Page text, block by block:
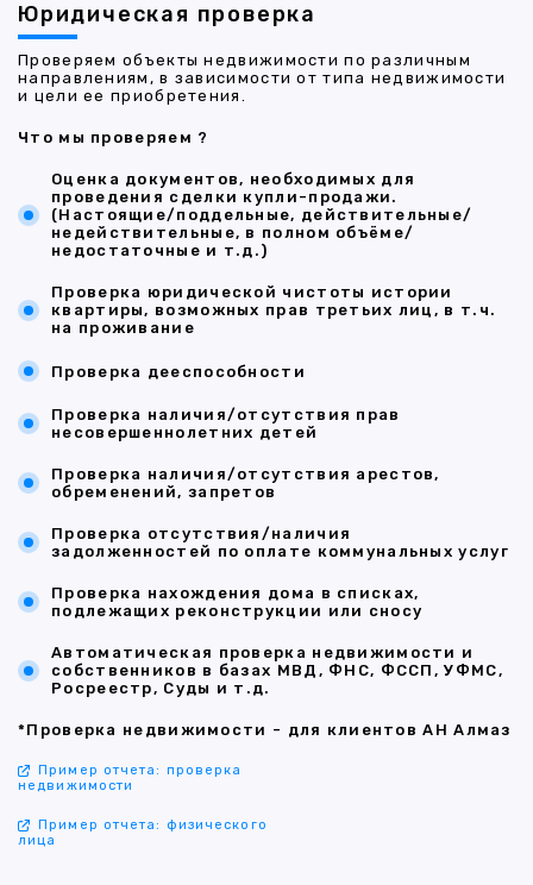
Юридическая проверка
Проверяем объекты недвижимости по различным
направлениям, в зависимости от типа недвижимости
и цели ее приобретения.
Что мы проверяем ?
Оценка документов, необходимых для
проведения сделки купли-продажи.
(Настоящие/поддельные, действительные/
недействительные, в полном объёме/
недостаточные и т.д.)
Проверка юридической чистоты истории
квартиры, возможных прав третьих лиц, в т.ч.
на проживание
Проверка дееспособности
Проверка наличия/отсутствия прав
несовершеннолетних детей
Проверка наличия/отсутствия арестов,
обременений, запретов
Проверка отсутствия/наличия
задолженностей по оплате коммунальных услуг
Проверка нахождения дома в списках,
подлежащих реконструкции или сносу
Автоматическая проверка недвижимости и
собственников в базах МВД, ФНС, ФССП, УФМС,
Росреестр, Суды и т.д.
*Проверка недвижимости - для клиентов АН Алмаз
Пример отчета: проверка
недвижимости
Пример отчета: физического
лица